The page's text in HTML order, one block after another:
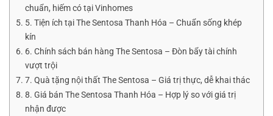
chuẩn, hiếm có tại Vinhomes
5. Tiện ích tại The Sentosa Thanh Hóa – Chuẩn sống khép
kín
6. Chính sách bán hàng The Sentosa – Đòn bẩy tài chính
vượt trội
7. Quà tặng nội thất The Sentosa – Giá trị thực, dễ khai thác
8. Giá bán The Sentosa Thanh Hóa – Hợp lý so với giá trị
nhận được